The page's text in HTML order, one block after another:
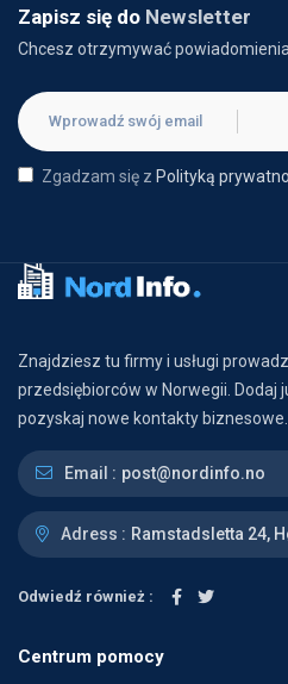
Zapisz się do Newsletter
Chcesz otrzymywać
Zgadzam się z Polityką
Znajdziesz tu firmy i usługi
przedsiębiorców w Norwegii. Dodaj
pozyskaj nowe kontakty biznesowe.
Email : post@nordinfo.no
Adress : Ramstadsletta 24,
Odwiedź również :
Centrum pomocy